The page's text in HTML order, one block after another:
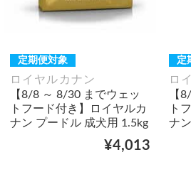
定期便対象
ロイヤルカナン
【8/8 ～ 8/30 までウェッ
トフード付き】ロイヤルカ
ナン プードル 成犬用 1.5kg
¥4,013
定
ロ
【
ト
ナ